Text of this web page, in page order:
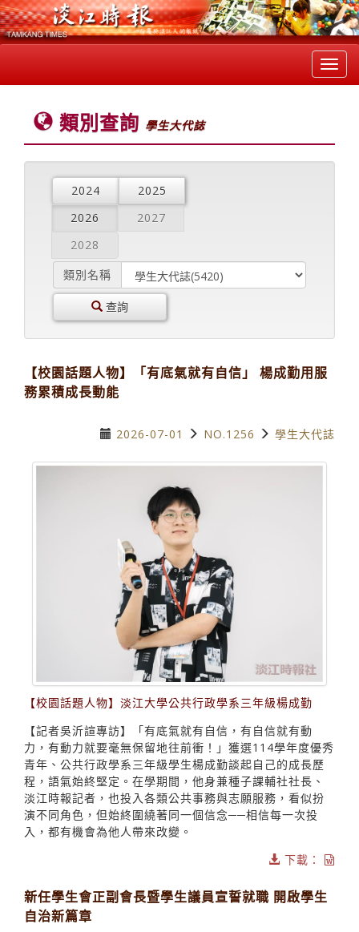
類別查詢 學生大代誌
2024
2025
2026
2027
2028
類別名稱
查詢
【校園話題人物】「有底氣就有自信」 楊成勤用服
務累積成長動能
2026-07-01 NO.1256 學生大代誌
【校園話題人物】淡江大學公共行政學系三年級楊成勤
【記者吳沂諠專訪】「有底氣就有自信，有自信就有動
力，有動力就要毫無保留地往前衝！」獲選114學年度優秀
青年、公共行政學系三年級學生楊成勤談起自己的成長歷
程，語氣始終堅定。在學期間，他身兼種子課輔社社長、
淡江時報記者，也投入各類公共事務與志願服務，看似扮
演不同角色，但始終圍繞著同一個信念──相信每一次投
入，都有機會為他人帶來改變。
下載：
新任學生會正副會長暨學生議員宣誓就職 開啟學生
自治新篇章